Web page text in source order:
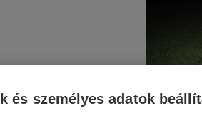
és személyes adatok